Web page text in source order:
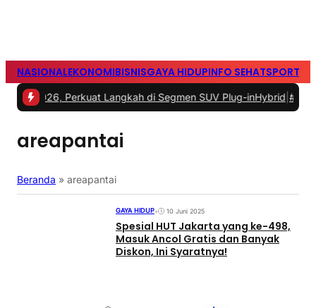
NASIONALEKONOMIBISNISGAYA HIDUPINFO SEHATSPORTS
Perkuat Langkah di Segmen SUV Plug-inHybrid|#2 -
areapantai
Beranda » areapantai
GAYA HIDUP• 10 Juni 2025
Spesial HUT Jakarta yang ke-498,
Masuk Ancol Gratis dan Banyak
Diskon, Ini Syaratnya!